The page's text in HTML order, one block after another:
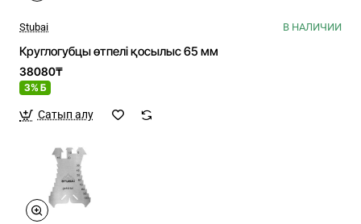
Stubai В НАЛИЧИИ
Круглогубцы өтпелі қосылыс 65 мм
38080₸
3% Б
Сатып алу